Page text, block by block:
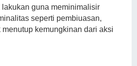
lakukan guna meminimalisir
seperti pembiuasan,
menutup kemungkinan dari aksi